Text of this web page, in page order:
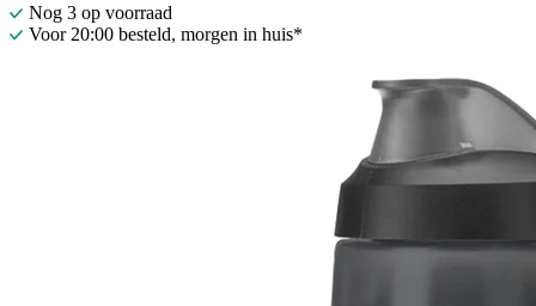
Nog 3 op voorraad
Voor 20:00 besteld, morgen in huis*